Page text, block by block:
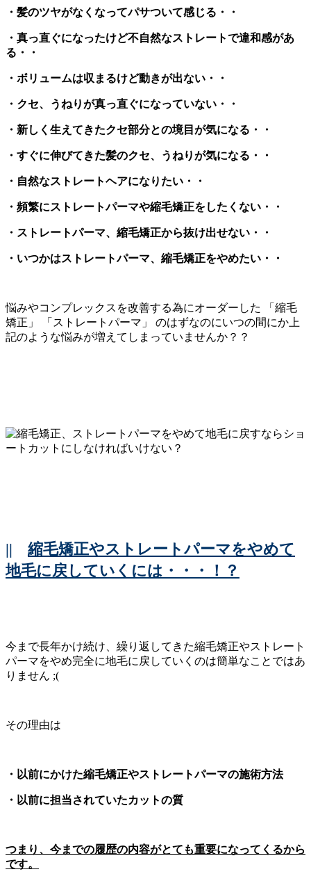
・髪のツヤがなくなってパサついて感じる・・
・真っ直ぐになったけど不自然なストレートで違和感があ
る・・
・ボリュームは収まるけど動きが出ない・・
・クセ、うねりが真っ直ぐになっていない・・
・新しく生えてきたクセ部分との境目が気になる・・
・すぐに伸びてきた髪のクセ、うねりが気になる・・
・自然なストレートヘアになりたい・・
・頻繁にストレートパーマや縮毛矯正をしたくない・・
・ストレートパーマ、縮毛矯正から抜け出せない・・
・いつかはストレートパーマ、縮毛矯正をやめたい・・
悩みやコンプレックスを改善する為にオーダーした 「縮毛
矯正」 「ストレートパーマ」 のはずなのにいつの間にか上
記のような悩みが増えてしまっていませんか？？
|| 縮毛矯正やストレートパーマをやめて
地毛に戻していくには・・・！？
今まで長年かけ続け、繰り返してきた縮毛矯正やストレート
パーマをやめ完全に地毛に戻していくのは簡単なことではあ
りません ;(
その理由は
・以前にかけた縮毛矯正やストレートパーマの施術方法
・以前に担当されていたカットの質
つまり、今までの履歴の内容がとても重要になってくるから
です。